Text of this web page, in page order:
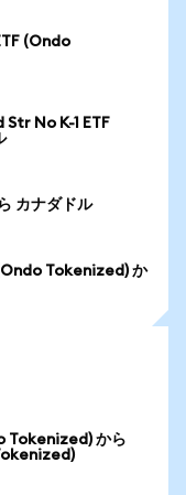
(Ondo
No K-1 ETF
カナダドル
Tokenized) か
Tokenized) から